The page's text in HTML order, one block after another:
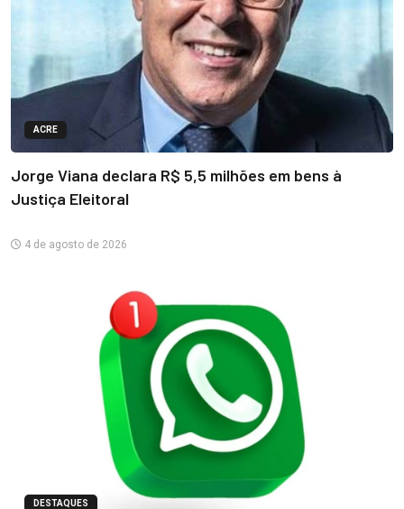
ACRE
Jorge Viana declara R$ 5,5 milhões em bens à
Justiça Eleitoral
4 de agosto de 2026
DESTAQUES